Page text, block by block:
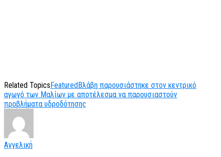
Related Topics Featured Βλάβη παρουσιάστηκε στον κεντρικό
αγωγό των Μαλίων με αποτέλεσμα να παρουσιαστούν
προβλήματα υδροδότησης
Αγγελική